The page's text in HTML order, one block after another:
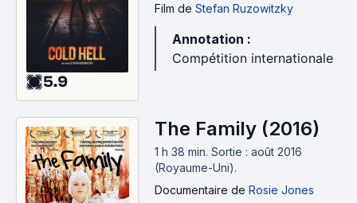
5.9
Film de Stefan Ruzowitzky
Annotation :
Compétition internationale
The Family (2016)
1 h 38 min. Sortie : août 2016
(Royaume-Uni).
Documentaire de Rosie Jones